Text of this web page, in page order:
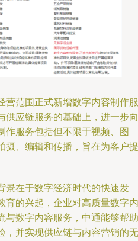
营范围正式新增数字内容制作服
供应链服务的基础上，进一步向
作服务包括但不限于视频、图
摄、编辑和传播，旨在为客户提
景在于数字经济时代的快速发
育的兴起，企业对高质量数字内
与数字内容服务，中通能够帮助
，并实现供应链与内容营销的无